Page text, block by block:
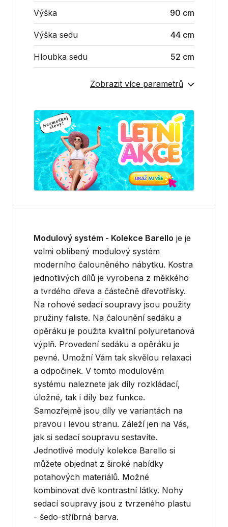
Výška 90 cm
Výška sedu 44 cm
Hloubka sedu 52 cm
Zobrazit více parametrů
Modulový systém - Kolekce Barello je je
velmi oblíbený modulový systém
moderního čalouněného nábytku. Kostra
jednotlivých dílů je vyrobena z měkkého
a tvrdého dřeva a částečně dřevotřísky.
Na rohové sedací soupravy jsou použity
pružiny faliste. Na čalounění sedáku a
opěráku je použita kvalitní polyuretanová
výplň. Provedení sedáku a opěráku je
pevné. Umožní Vám tak skvělou relaxaci
a odpočinek. V tomto modulovém
systému naleznete jak díly rozkládací,
úložné, tak i díly bez funkce.
Samozřejmě jsou díly ve variantách na
pravou i levou stranu. Záleží jen na Vás,
jak si sedací soupravu sestavíte.
Jednotlivé moduly kolekce Barello si
můžete objednat z široké nabídky
potahových materiálů. Možné
kombinovat dvě kontrastní látky. Nohy
sedací soupravy jsou z tvrzeného plastu
- šedo-stříbrná barva.